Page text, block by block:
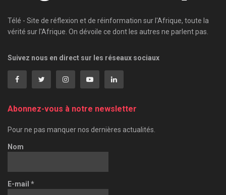
Télé - Site de réflexion et de réinformation sur l'Afrique, toute la
vérité sur l'Afrique. On dévoile ce dont les autres ne parlent pas.
Suivez nous en direct sur les réseaux sociaux
Abonnez-vous à notre newsletter
Pour ne pas manquer nos dernières actualités.
Nom
E-mail *